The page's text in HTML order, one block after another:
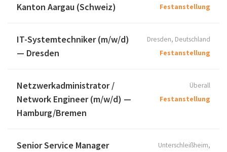
Kanton Aargau (Schweiz)
Festanstellung
IT-Systemtechniker (m/w/d)
— Dresden
Dresden, Deutschland
Festanstellung
Netzwerkadministrator /
Network Engineer (m/w/d) —
Hamburg/Bremen
Überall
Festanstellung
Senior Service Manager
Unterschleißheim,